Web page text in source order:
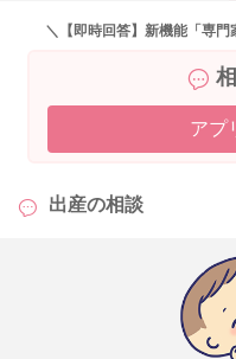
＼【即時回答】新機能「専
アプ
出産の相談